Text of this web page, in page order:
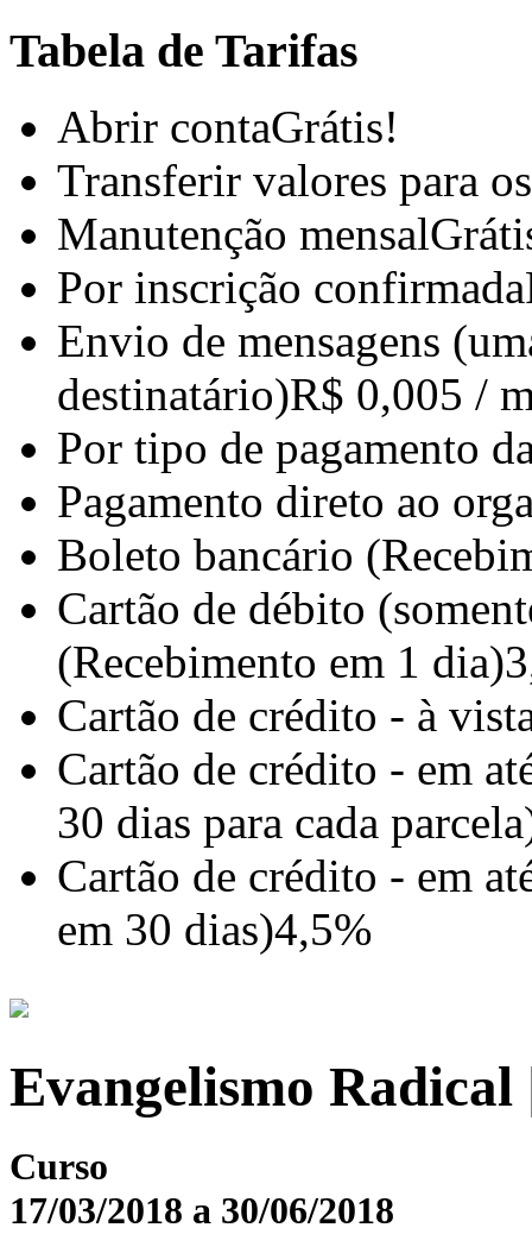
Tabela de Tarifas
Abrir contaGrátis!
Transferir valores para
Manutenção mensal
Por inscrição confirmada
Envio de mensagens
destinatário)R$ 0,005 /
Por tipo de pagamento
Pagamento direto ao
Boleto bancário
Cartão de débito
(Recebimento em 1 dia)
Cartão de crédito - à
Cartão de crédito - em
30 dias para cada
Cartão de crédito - em
em 30 dias)4,5%
Evangelismo
Curso
17/03/2018 a 30/06/2018